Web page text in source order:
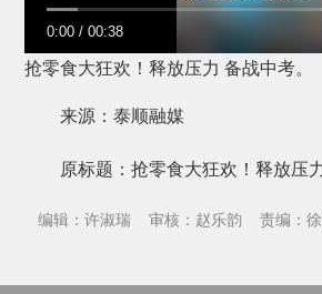
0:00 /00:38
抢零食大狂欢！释放压力 备战中考。
来源：泰顺融媒
原标题：抢零食大狂欢！释放压
编辑：许淑瑞 审核：赵乐韵 责编：